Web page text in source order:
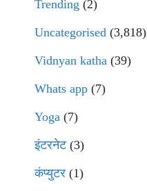
Trending (2)
Uncategorised (3,818)
Vidnyan katha (39)
Whats app (7)
Yoga (7)
इंटरनेट(3)
कंप्युटर (1)